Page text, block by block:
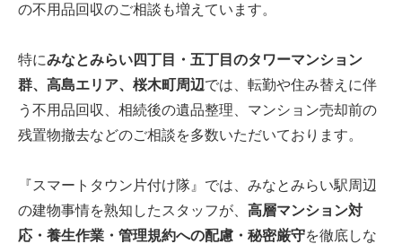
の不用品回収のご相談も増えています。
特にみなとみらい四丁目・五丁目のタワーマンション
群、高島エリア、桜木町周辺では、転勤や住み替えに伴
う不用品回収、相続後の遺品整理、マンション売却前の
残置物撤去などのご相談を多数いただいております。
『スマートタウン片付け隊』では、みなとみらい駅周辺
の建物事情を熟知したスタッフが、 高層マンション対
応・養生作業・管理規約への配慮・秘密厳守を徹底しな